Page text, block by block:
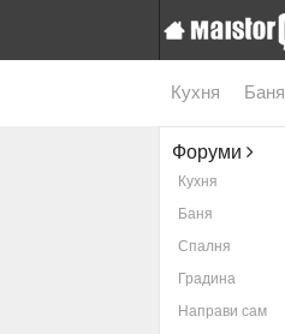
Кухня Баня
Форуми
Кухня
Баня
Спалня
Градина
Направи сам